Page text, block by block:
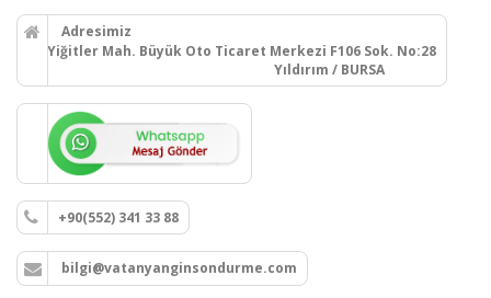
Devamını Oku
Bursa Yangın Alarm ve Algılama
Paneli Çeşitleri
satışı, yangın algılama panelleri
projelendirme, montaj ve
periyodik teknik servis
Adresimiz
Yiğitler Mah. Büyük Oto Ticaret Merkezi F106 Sok. No:28
Yıldırım / BURSA
+90(552) 341 33 88
bilgi@vatanyanginsondurme.com